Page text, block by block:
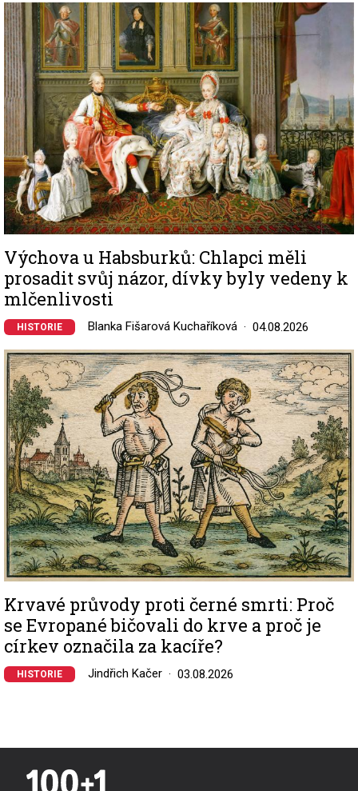
Image
Výchova u Habsburků: Chlapci měli
prosadit svůj názor, dívky byly vedeny k
mlčenlivosti
HISTORIE Blanka Fišarová Kuchaříková 04.08.2026
Image
Krvavé průvody proti černé smrti: Proč
se Evropané bičovali do krve a proč je
církev označila za kacíře?
HISTORIE Jindřich Kačer 03.08.2026